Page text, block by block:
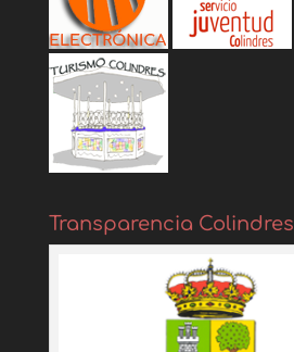
Transparencia Colindres